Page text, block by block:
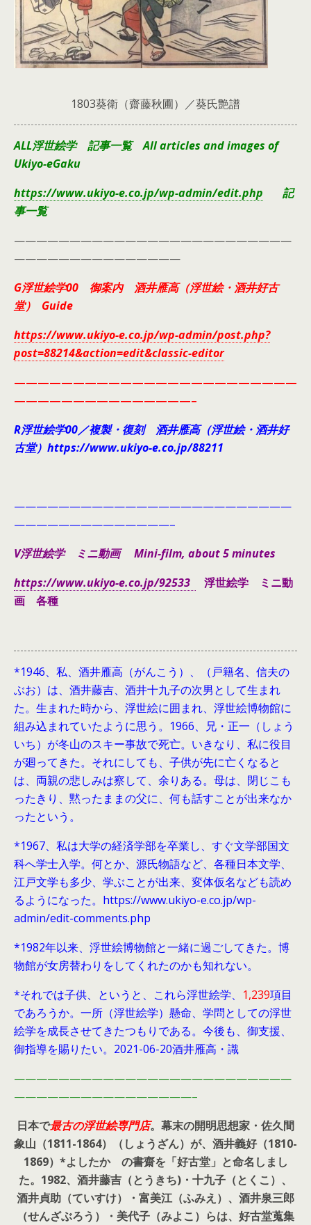
1803葵衛（齋藤秋圃）／葵氏艶譜
ALL浮世絵学 記事一覧 All articles and images of
Ukiyo-eGaku
https://www.ukiyo-e.co.jp/wp-admin/edit.php 記
事一覧
—————————————————————————
———————————————
G浮世絵学00 御案内 酒井雁高（浮世絵・酒井好古
堂） Guide
https://www.ukiyo-e.co.jp/wp-admin/post.php?
post=88214&action=edit&classic-editor
————————————————————————
———————————————–
R浮世絵学00／複製・復刻 酒井雁高（浮世絵・酒井好
古堂）https://www.ukiyo-e.co.jp/88211
—————————————————————————
——————————————–
V浮世絵学 ミニ動画 Mini-film, about 5 minutes
https://www.ukiyo-e.co.jp/92533
浮世絵学 ミニ動
画 各種
*1946、 私、酒井雁高（がんこう）、（戸籍名、信夫の
ぶお）は、酒井藤吉、酒井十九子の次男として生まれ
た。生まれた時から、浮世絵に囲まれ、浮世絵博物館に
組み込まれていたように思う。1966、兄・正一（しょう
いち）が冬山のスキー事故で死亡。いきなり、私に役目
が廻ってきた。それにしても、子供が先に亡くなると
は、両親の悲しみは察して、余りある。母は、閉じこも
ったきり、黙ったままの父に、何も話すことが出来なか
ったという。
*1967、私は大学の経済学部を卒業し、すぐ文学部国文
科へ学士入学。何とか、源氏物語など、各種日本文学、
江戸文学も多少、学ぶことが出来、変体仮名なども読め
るようになった。https://www.ukiyo-e.co.jp/wp-
admin/edit-comments.php
*1982年以来、浮世絵博物館と一緒に過ごしてきた。博
物館が女房替わりをしてくれたのかも知れない。
*それでは子供、というと、これら浮世絵学、 1,239項目
であろうか。一所（浮世絵学）懸命、学問としての浮世
絵学を成長させてきたつもりである。今後も、御支援、
御指導を賜りたい。2021-06-20酒井雁高・識
—————————————————————————
————————————————–
日本で最古の浮世絵専門店。幕末の開明思想家・ 佐久間
象山（1811-1864）（しょうざん）が、酒井義好（1810-
1869）*よしたか の書齋を「好古堂」と命名しまし
た。 1982、酒井藤吉（とうきち)・十九子（とくこ）、
酒井貞助（ていすけ）・富美江（ふみえ）、酒井泉三郎
（せんざぶろう）・美代子（みよこ）らは、好古堂蒐集